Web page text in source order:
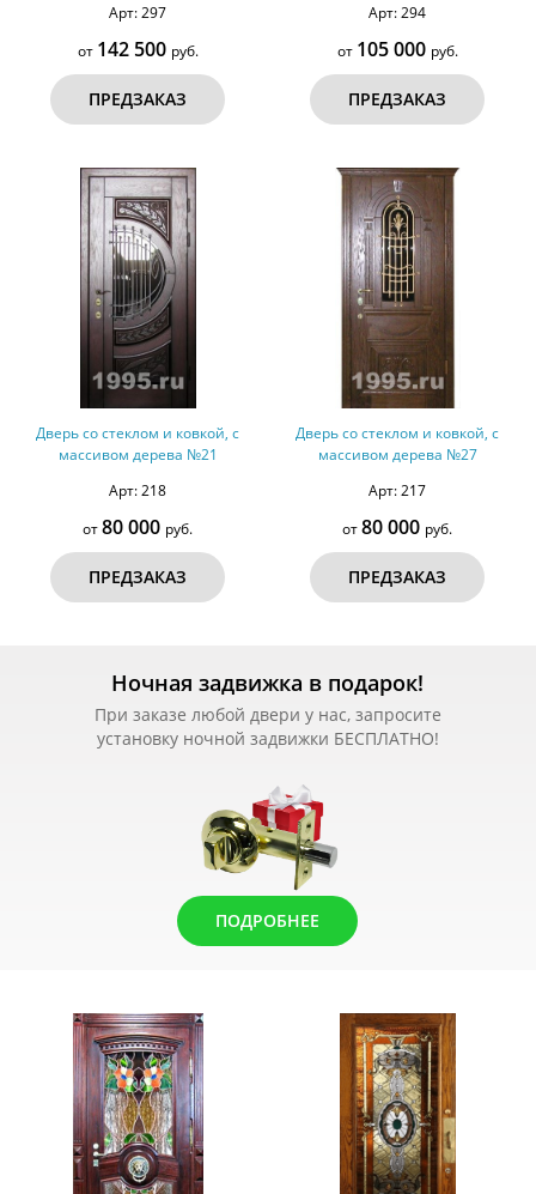
Арт: 297
от 142 500 руб.
ПРЕДЗАКАЗ
обеих сторон
Арт: 294
от 105 000 руб.
ПРЕДЗАКАЗ
Дверь со стеклом и ковкой, с
массивом дерева №21
Арт: 218
от80 000 руб.
ПРЕДЗАКАЗ
Дверь со стеклом и ковкой, с
массивом дерева №27
Арт: 217
от80 000 руб.
ПРЕДЗАКАЗ
Ночная задвижка в подарок!
При заказе любой двери у нас, запросите
установку ночной задвижки БЕСПЛАТНО!
ПОДРОБНЕЕ